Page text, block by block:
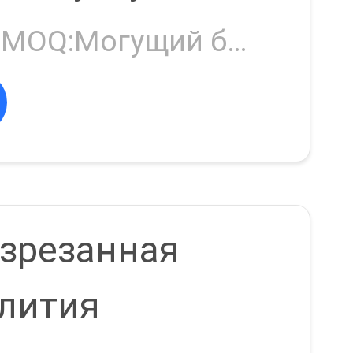
18Negotiable MOQ:Могущий быть предметом переговоров